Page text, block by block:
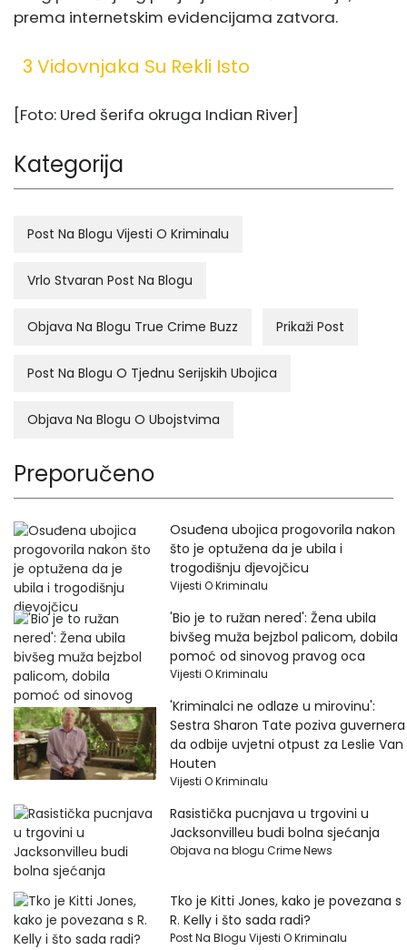
prema internetskim evidencijama zatvora.
3 Vidovnjaka Su Rekli Isto
[Foto: Ured šerifa okruga Indian River]
Kategorija
Post Na Blogu Vijesti O Kriminalu
Vrlo Stvaran Post Na Blogu
Objava Na Blogu True Crime Buzz Prikaži Post
Post Na Blogu O Tjednu Serijskih Ubojica
Objava Na Blogu O Ubojstvima
Preporučeno
Osuđena ubojica progovorila nakon
što je optužena da je ubila i
trogodišnju djevojčicu
Vijesti O Kriminalu
'Bio je to ružan nered': Žena ubila
bivšeg muža bejzbol palicom, dobila
pomoć od sinovog pravog oca
Vijesti O Kriminalu
'Kriminalci ne odlaze u mirovinu':
Sestra Sharon Tate poziva guvernera
da odbije uvjetni otpust za Leslie Van
Houten
Vijesti O Kriminalu
Rasistička pucnjava u trgovini u
Jacksonvilleu budi bolna sjećanja
Objava na blogu Crime News
Tko je Kitti Jones, kako je povezana s
R. Kelly i što sada radi?
Post Na Blogu Vijesti O Kriminalu